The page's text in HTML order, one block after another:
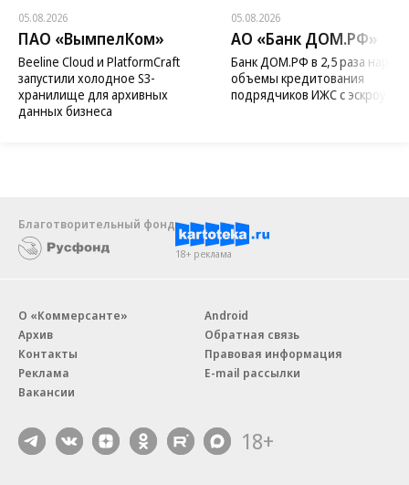
05.08.2026
ПАО «ВымпелКом»
Beeline Cloud и PlatformCraft
запустили холодное S3-
хранилище для архивных
данных бизнеса
05.08.2026
АО «Банк ДОМ.РФ»
Банк ДОМ.РФ в 2,5 раза
объемы кредитования
подрядчиков ИЖС с эскроу
Благотворительный фонд
18+ реклама
О «Коммерсанте»
Архив
Контакты
Реклама
Вакансии
Android
Обратная связь
Правовая информация
E-mail рассылки
18+